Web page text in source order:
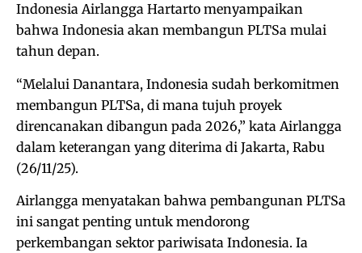
Indonesia Airlangga Hartarto menyampaikan
bahwa Indonesia akan membangun PLTSa mulai
tahun depan.
“Melalui Danantara, Indonesia sudah berkomitmen
membangun PLTSa, di mana tujuh proyek
direncanakan dibangun pada 2026,” kata Airlangga
dalam keterangan yang diterima di Jakarta, Rabu
(26/11/25).
Airlangga menyatakan bahwa pembangunan PLTSa
ini sangat penting untuk mendorong
perkembangan sektor pariwisata Indonesia. Ia